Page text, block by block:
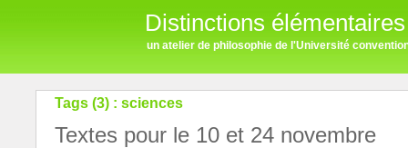
Distinctions élémentaires
un atelier de philosophie de l'Université
Tags (3) : sciences
Textes pour le 10 et 24 novembre